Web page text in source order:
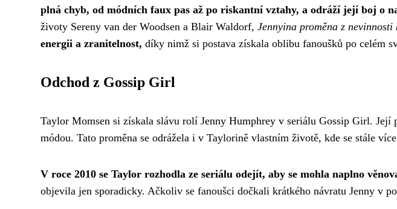
plná chyb, od módních faux pas až po riskantní vztahy, a odráží její boj o
životy Sereny van der Woodsen a Blair Waldorf, Jennyina proměna z
energii a zranitelnost, díky nimž si postava získala oblibu fanoušků po celém
Odchod z Gossip Girl
Taylor Momsen si získala slávu rolí Jenny Humphrey v seriálu Gossip Girl. Její
módou. Tato proměna se odrážela i v Taylorině vlastním životě, kde se stále
V roce 2010 se Taylor rozhodla ze seriálu odejít, aby se mohla naplno
objevila jen sporadicky. Ačkoliv se fanoušci dočkali krátkého návratu Jenny v